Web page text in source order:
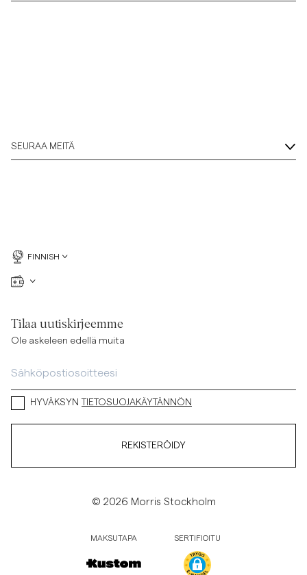
SEURAA MEITÄ
FINNISH
Tilaa uutiskirjeemme
Ole askeleen edellä muita
HYVÄKSYN TIETOSUOJAKÄYTÄNNÖN
REKISTERÖIDY
© 2026 Morris Stockholm
MAKSUTAPA SERTIFIOITU